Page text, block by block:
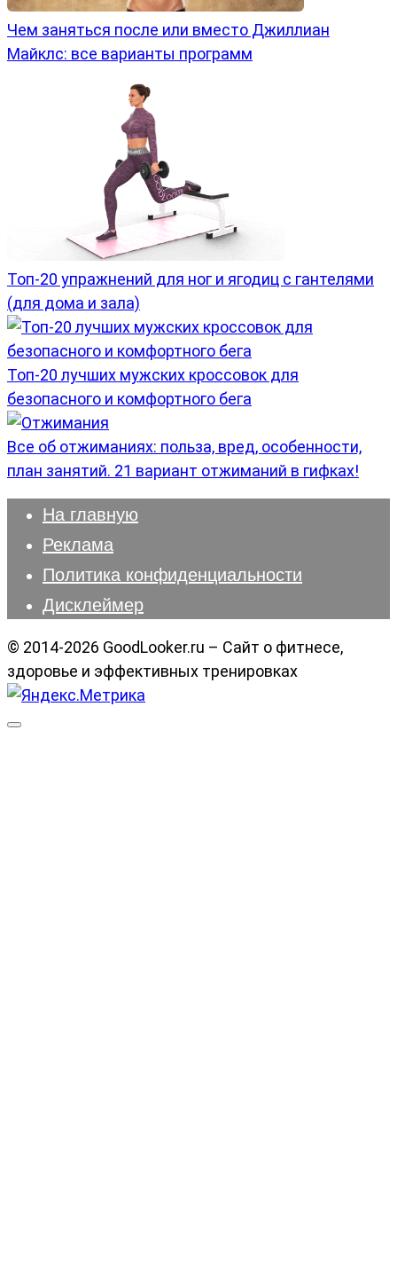
Чем заняться после или вместо Джиллиан
Майклс: все варианты программ
Топ-20 упражнений для ног и ягодиц с гантелями
(для дома и зала)
Топ-20 лучших мужских кроссовок для
безопасного и комфортного бега
Все об отжиманиях: польза, вред, особенности,
план занятий. 21 вариант отжиманий в гифках!
На главную
Реклама
Политика конфиденциальности
Дисклеймер
© 2014-2026 GoodLooker.ru – Сайт о фитнесе,
здоровье и эффективных тренировках